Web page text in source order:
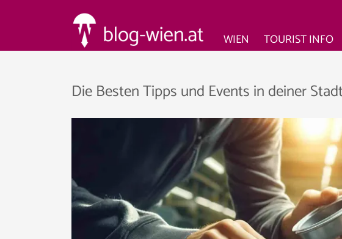
WIEN TOURIST INFO
Die Besten Tipps und Events in deiner